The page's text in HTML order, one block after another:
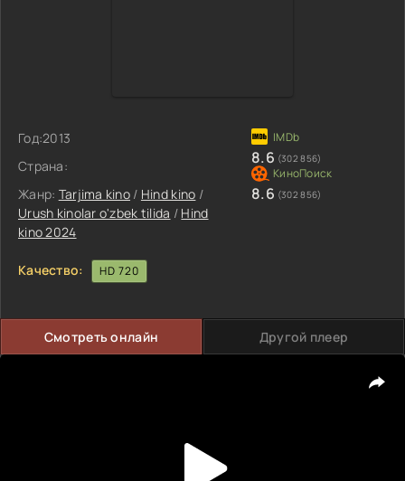
Год:2013
Страна:
Жанр: Tarjima kino / Hind kino /
Urush kinolar o'zbek tilida / Hind
kino 2024
8.6 (302 856)
8.6 (302 856)
Качество: HD 720
Смотреть онлайн Другой плеер